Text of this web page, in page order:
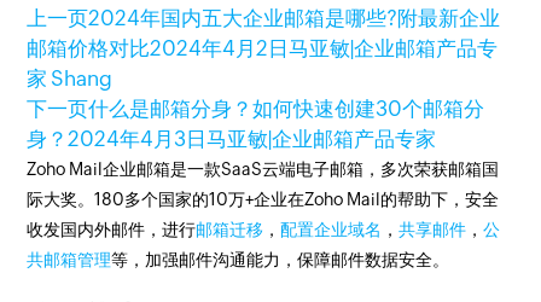
上一页2024年国内五大企业邮箱是哪些?附最新企业
邮箱价格对比2024年4月2日马亚敏|企业邮箱产品专
家 Shang
下一页什么是邮箱分身？如何快速创建30个邮箱分
身？2024年4月3日马亚敏|企业邮箱产品专家
Zoho Mail企业邮箱是一款SaaS云端电子邮箱，多次荣获邮箱国
际大奖。180多个国家的10万+企业在Zoho Mail的帮助下，安全
收发国内外邮件，进行邮箱迁移 ，配置企业域名 ，共享邮件 ，公
共邮箱管理等，加强邮件沟通能力，保障邮件数据安全。